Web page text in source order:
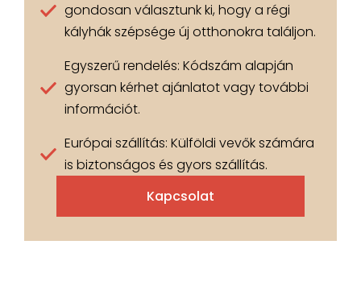
gondosan választunk ki, hogy a régi
kályhák szépsége új otthonokra találjon.
Egyszerű rendelés: Kódszám alapján
gyorsan kérhet ajánlatot vagy további
információt.
Európai szállítás: Külföldi vevők számára
is biztonságos és gyors szállítás.
Kapcsolat